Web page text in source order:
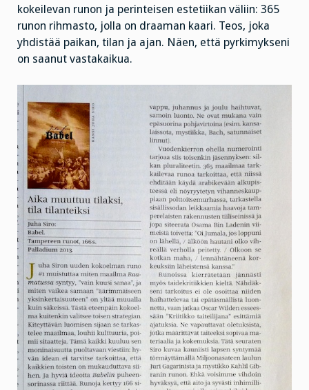
kokeilevan runon ja perinteisen estetiikan väliin: 365
runon rihmasto, jolla on draaman kaari. Teos, joka
yhdistää paikan, tilan ja ajan. Näen, että pyrkimykseni
on saanut vastakaikua.